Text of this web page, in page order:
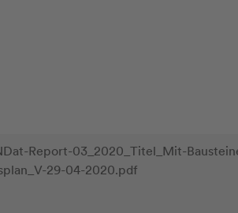
Report-03_2020_Titel_Mit-
29-04-2020.pdf